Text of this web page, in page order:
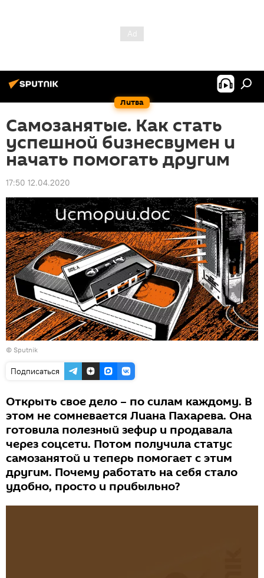
Литва
Самозанятые. Как стать
успешной бизнесвумен и
начать помогать другим
17:50 12.04.2020
© Sputnik
Подписаться
Открыть свое дело – по силам каждому. В
этом не сомневается Лиана Пахарева. Она
готовила полезный зефир и продавала
через соцсети. Потом получила статус
самозанятой и теперь помогает с этим
другим. Почему работать на себя стало
удобно, просто и прибыльно?